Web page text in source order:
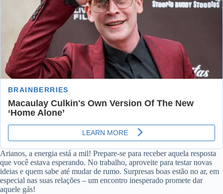
Arianos, a energia está a mil! Prepare-se para receber aquela resposta
que você estava esperando. No trabalho, aproveite para testar novas
ideias e quem sabe até mudar de rumo. Surpresas boas estão no ar, em
especial nas suas relações – um encontro inesperado promete dar
aquele gás!